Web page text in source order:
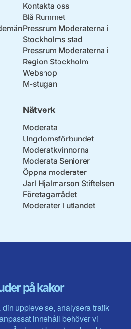
på kakor
din upplevelse, analysera trafik
innehåll behöver vi
Kontakta oss
Blå Rummet
Pressrum Moderaterna i
Stockholms stad
Pressrum Moderaterna i
Region Stockholm
Webshop
M-stugan
Nätverk
Moderata
Ungdomsförbundet
Moderatkvinnorna
Moderata Seniorer
Öppna moderater
Jarl Hjalmarson Stiftelsen
Företagarrådet
Moderater i utlandet
Värmlands län
Västerbotten
Västra Götaland
Västernorrland
Västmanland